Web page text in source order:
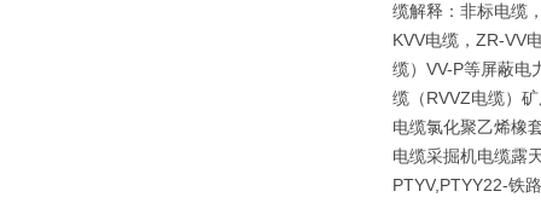
缆解释：非标电缆
KVV电缆，ZR-VV
缆）VV-P等屏蔽电
缆（RVVZ电缆）
电缆氯化聚乙烯橡
电缆采掘机电缆露
PTYV,PTYY22-铁